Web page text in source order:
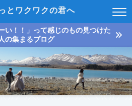
とワクワクの君へ
い！！」って感じのもの見つけた
の集まるブログ